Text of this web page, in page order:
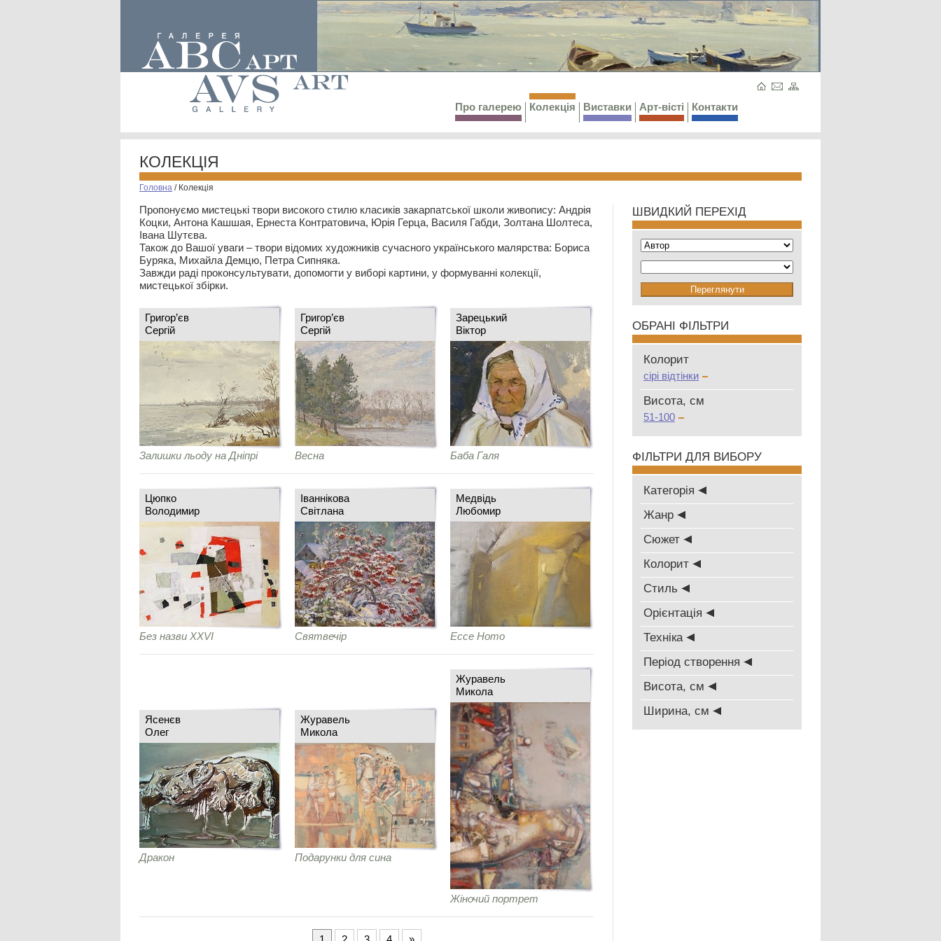
Про галерею Колекція Виставки Арт-вісті Контакти
КОЛЕКЦІЯ
Головна / Колекція
Пропонуємо мистецькі твори високого стилю класиків закарпатської школи живопису: Андрія
Коцки, Антона Кашшая, Ернеста Контратовича, Юрія Герца, Василя Габди, Золтана Шолтеса,
Івана Шутєва.
Також до Вашої уваги – твори відомих художників сучасного українського малярства: Бориса
Буряка, Михайла Демцю, Петра Сипняка.
Завжди раді проконсультувати, допомогти у виборі картини, у формуванні колекції,
мистецької збірки.
Григор’єв
Сергій
Залишки льоду на Дніпрі
Григор’єв
Сергій
Весна
Зарецький
Віктор
Баба Галя
Цюпко
Володимир
Без назви XXVI
Іваннікова
Світлана
Святвечір
Медвідь
Любомир
Ecce Homo
Ясенєв
Олег
Дракон
Журавель
Микола
Подарунки для сина
Журавель
Микола
Жіночий портрет
ШВИДКИЙ ПЕРЕХІД
ОБРАНІ ФІЛЬТРИ
Колорит
сірі відтінки
Висота, см
51-100
ФІЛЬТРИ ДЛЯ ВИБОРУ
Категорія
Жанр
Сюжет
Колорит
Стиль
Oрієнтація
Техніка
Період створення
Висота, см
Ширина, см